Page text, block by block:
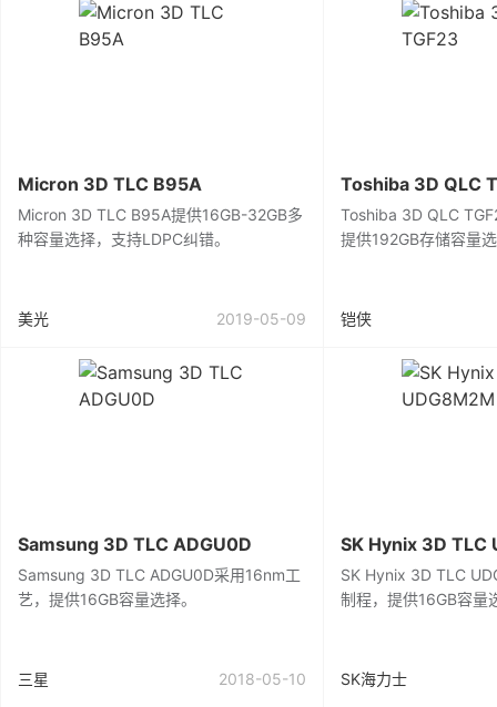
Micron 3D TLC B95A
Micron 3D TLC B95A提供16GB-32GB多
种容量选择，支持LDPC纠错。
美光 2019-05-09
Toshiba 3D QLC
Toshiba 3D QLC
提供192GB存储容量
铠侠
Samsung 3D TLC ADGU0D
Samsung 3D TLC ADGU0D采用16nm工
艺，提供16GB容量选择。
三星 2018-05-10
SK Hynix 3D TLC
SK Hynix 3D TLC
制程，提供16GB容量
SK海力士